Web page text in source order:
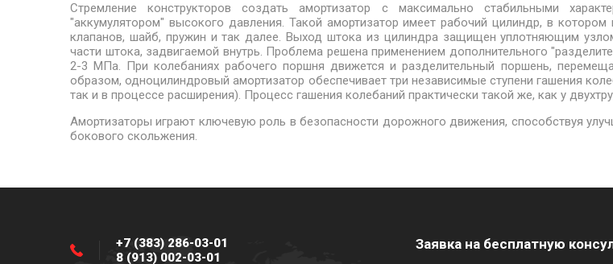
Стремление конструкторов создать амортизатор с максимально стабильными
"аккумулятором" высокого давления. Такой амортизатор имеет рабочий цилиндр, в
клапанов, шайб, пружин и так далее. Выход штока из цилиндра защищен уплотняющим
части штока, задвигаемой внутрь. Проблема решена применением дополнительного
2-3 МПа. При колебаниях рабочего поршня движется и разделительный поршень,
образом, одноцилиндровый амортизатор обеспечивает три независимые ступени гашения
так и в процессе расширения). Процесс гашения колебаний практически такой же, как у
Амортизаторы играют ключевую роль в безопасности дорожного движения, способствуя
бокового скольжения.
+7 (383) 286-03-01
8 (913) 002-03-01
Заявка на бесплатную